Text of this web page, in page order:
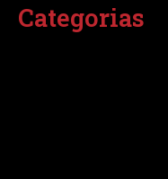
Categorias